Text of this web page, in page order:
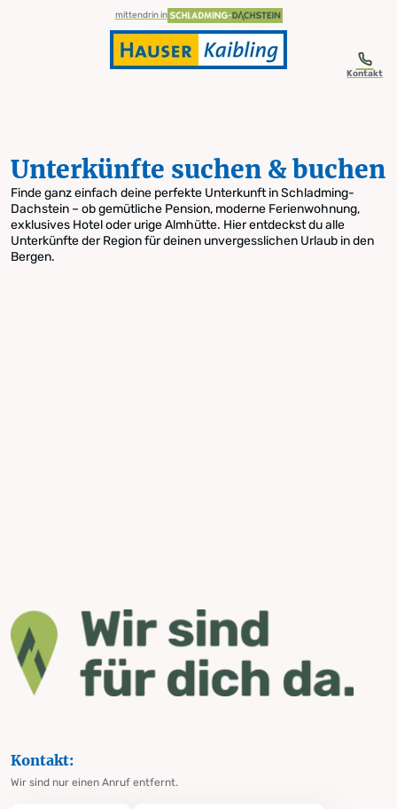
Zum Inhalt springen
Zum Inhaltsverzeichnis springen
Zur Navigation springen
Unterkünfte suchen & buchen
mittendrin in
Kontakt
Unterkünfte suchen & buchen
Finde ganz einfach deine perfekte Unterkunft in Schladming-
Dachstein – ob gemütliche Pension, moderne Ferienwohnung,
exklusives Hotel oder urige Almhütte. Hier entdeckst du alle
Unterkünfte der Region für deinen unvergesslichen Urlaub in den
Bergen.
Kontakt:
Wir sind nur einen Anruf entfernt.